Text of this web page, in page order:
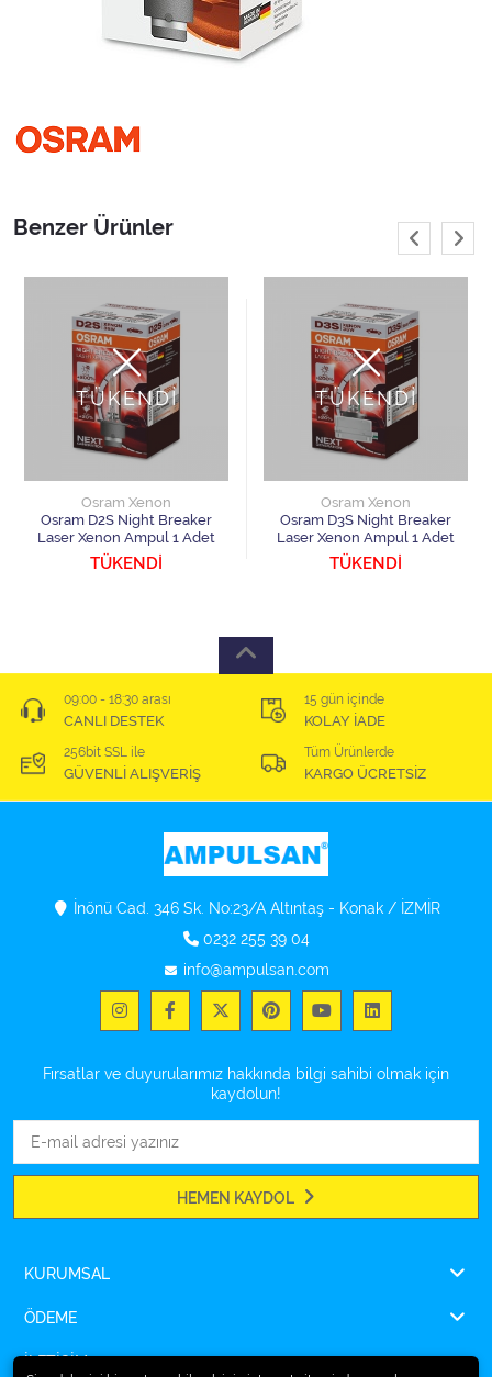
Benzer Ürünler
TÜKENDİ
Osram Xenon
Osram D2S Night Breaker
Laser Xenon Ampul 1 Adet
TÜKENDİ
TÜKENDİ
Osram Xenon
Osram D3S Night Breaker
Laser Xenon Ampul 1 Adet
TÜKENDİ
09:00 - 18:30 arası
CANLI DESTEK
15 gün içinde
KOLAY İADE
256bit SSL ile
GÜVENLİ ALIŞVERİŞ
Tüm Ürünlerde
KARGO ÜCRETSİZ
İnönü Cad. 346 Sk. No:23/A Altıntaş - Konak / İZMİR
0232 255 39 04
info@ampulsan.com
Fırsatlar ve duyurularımız hakkında bilgi sahibi olmak için
kaydolun!
HEMEN KAYDOL
KURUMSAL
ÖDEME
İLETİŞİM